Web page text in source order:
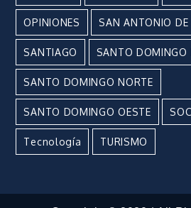
OPINIONES SAN ANTONIO DE
SANTIAGO SANTO DOMINGO
SANTO DOMINGO NORTE
SANTO DOMINGO OESTE
Tecnología TURISMO